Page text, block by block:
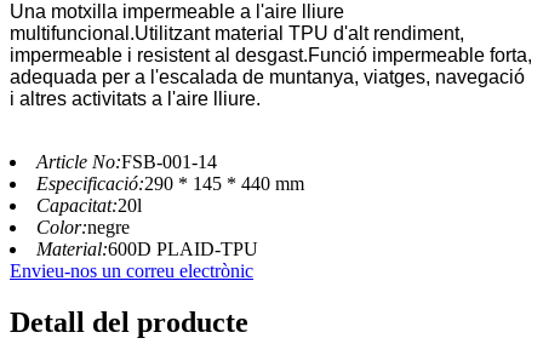
Una motxilla impermeable a l'aire lliure
multifuncional.Utilitzant material TPU d'alt rendiment,
impermeable i resistent al desgast.Funció impermeable forta,
adequada per a l'escalada de muntanya, viatges, navegació
i altres activitats a l'aire lliure.
Article No:FSB-001-14
Especificació:290 * 145 * 440 mm
Capacitat:20l
Color:negre
Material:600D PLAID-TPU
Envieu-nos un correu electrònic
Detall del producte